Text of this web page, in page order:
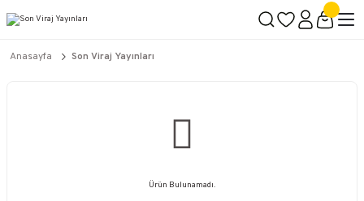
Anasayfa Son Viraj Yayınları
Ürün Bulunamadı.